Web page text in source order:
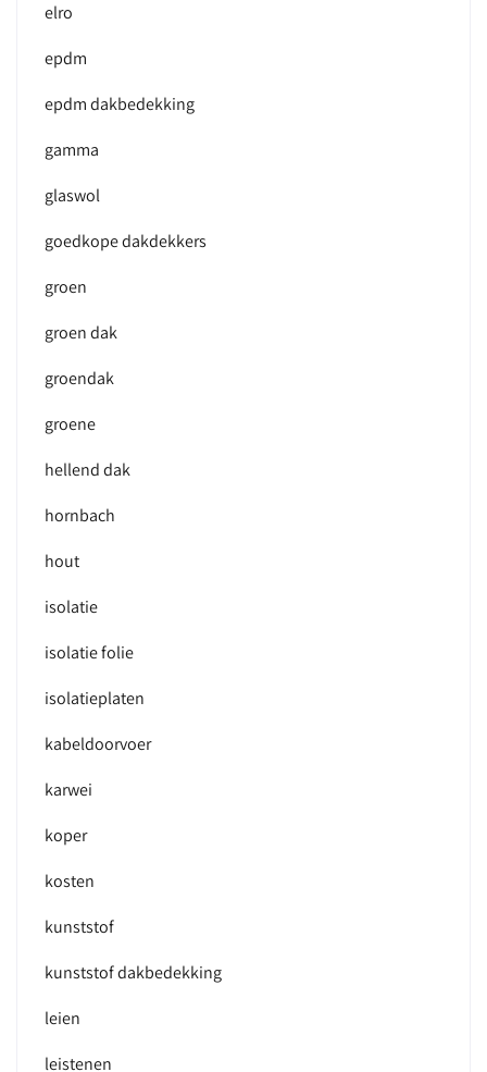
elro
epdm
epdm dakbedekking
gamma
glaswol
goedkope dakdekkers
groen
groen dak
groendak
groene
hellend dak
hornbach
hout
isolatie
isolatie folie
isolatieplaten
kabeldoorvoer
karwei
koper
kosten
kunststof
kunststof dakbedekking
leien
leistenen